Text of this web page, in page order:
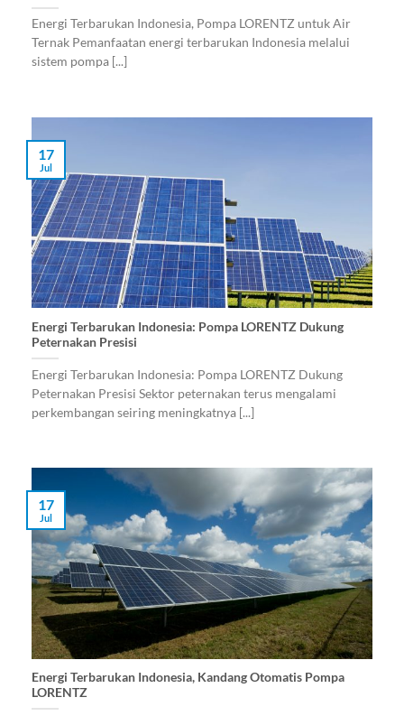
Energi Terbarukan Indonesia, Pompa LORENTZ untuk Air
Ternak Pemanfaatan energi terbarukan Indonesia melalui
sistem pompa [...]
Energi Terbarukan Indonesia: Pompa LORENTZ Dukung
Peternakan Presisi
Energi Terbarukan Indonesia: Pompa LORENTZ Dukung
Peternakan Presisi Sektor peternakan terus mengalami
perkembangan seiring meningkatnya [...]
17
Jul
Energi Terbarukan Indonesia, Kandang Otomatis Pompa
LORENTZ
17
Jul